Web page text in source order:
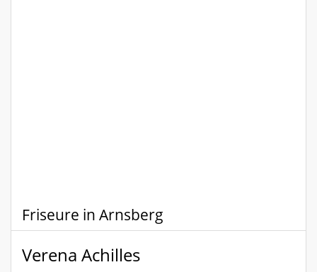
Friseure in Arnsberg
Verena Achilles